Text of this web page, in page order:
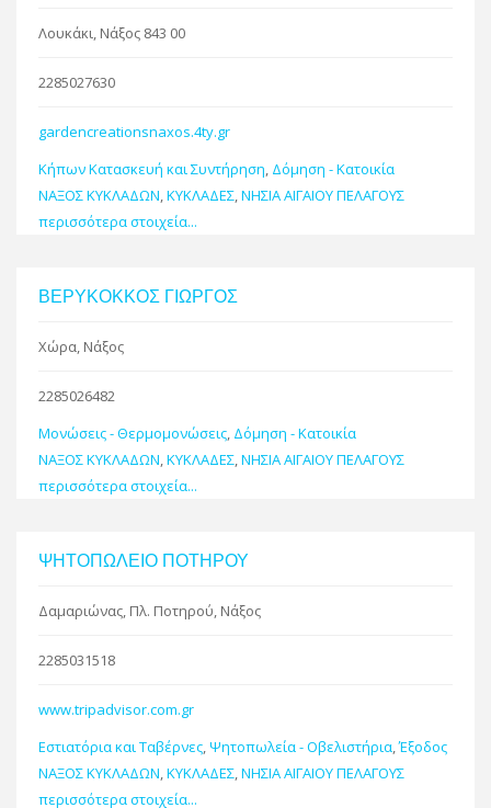
Λουκάκι, Νάξος 843 00
2285027630
gardencreationsnaxos.4ty.gr
Κήπων Κατασκευή και Συντήρηση, Δόμηση - Κατοικία
ΝΑΞΟΣ ΚΥΚΛΑΔΩΝ,ΚΥΚΛΑΔΕΣ,ΝΗΣΙΑ ΑΙΓΑΙΟΥ ΠΕΛΑΓΟΥΣ
περισσότερα στοιχεία...
ΒΕΡΥΚΟΚΚΟΣ ΓΙΩΡΓΟΣ
Χώρα, Νάξος
2285026482
Μονώσεις - Θερμομονώσεις, Δόμηση - Κατοικία
ΝΑΞΟΣ ΚΥΚΛΑΔΩΝ,ΚΥΚΛΑΔΕΣ,ΝΗΣΙΑ ΑΙΓΑΙΟΥ ΠΕΛΑΓΟΥΣ
περισσότερα στοιχεία...
ΨΗΤΟΠΩΛΕΙΟ ΠΟΤΗΡΟΥ
Δαμαριώνας, Πλ. Ποτηρού, Νάξος
2285031518
www.tripadvisor.com.gr
Εστιατόρια και Ταβέρνες,Ψητοπωλεία - Οβελιστήρια,Έξοδος
ΝΑΞΟΣ ΚΥΚΛΑΔΩΝ,ΚΥΚΛΑΔΕΣ,ΝΗΣΙΑ ΑΙΓΑΙΟΥ ΠΕΛΑΓΟΥΣ
περισσότερα στοιχεία...